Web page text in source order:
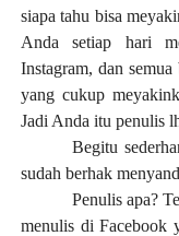
siapa tahu bisa
Anda setiap hari
Instagram, dan
yang cukup
Jadi Anda itu penulis
Begitu
sudah berhak
Penulis apa?
menulis di Facebook